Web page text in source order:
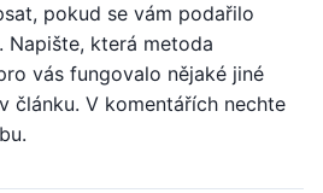
pokud se vám podařilo
která metoda
vás fungovalo nějaké jiné
článku. V komentářích nechte